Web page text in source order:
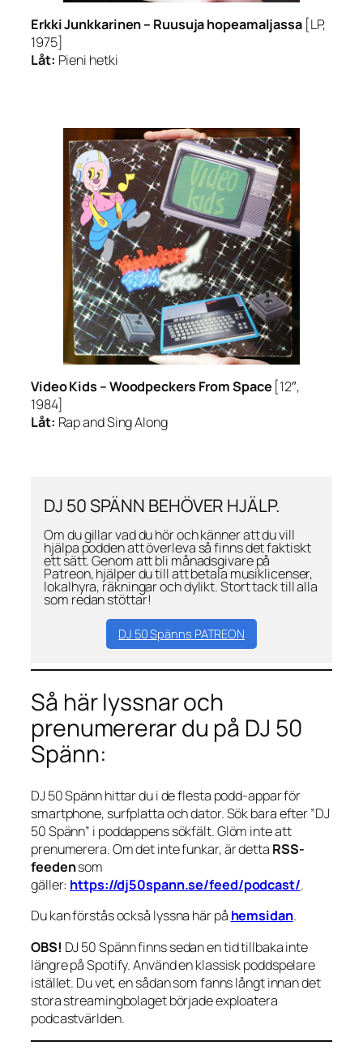
Erkki Junkkarinen – Ruusuja hopeamaljassa[LP,
1975]
Låt: Pieni hetki
Video Kids –Woodpeckers From Space [12″,
1984]
Låt: Rap and Sing Along
DJ 50 SPÄNN BEHÖVER HJÄLP.
Om du gillar vad du hör och känner att du vill
hjälpa podden att överleva så finns det faktiskt
ett sätt. Genom att bli månadsgivare på
Patreon, hjälper du till att betala musiklicenser,
lokalhyra, räkningar och dylikt. Stort tack till alla
som redan stöttar!
DJ 50 Spänns PATREON
Så här lyssnar och
prenumererar du på DJ 50
Spänn:
DJ 50 Spänn hittar du i de flesta podd-appar för
smartphone, surfplatta och dator. Sök bara efter ”DJ
50 Spänn” i poddappens sökfält. Glöm inte att
prenumerera. Om det inte funkar, är detta RSS-
feedensom
gäller: https://dj50spann.se/feed/podcast/.
Du kan förstås också lyssna här på hemsidan.
OBS! DJ 50 Spänn finns sedan en tid tillbaka inte
längre på Spotify. Använd en klassisk poddspelare
istället. Du vet, en sådan som fanns långt innan det
stora streamingbolaget började exploatera
podcastvärlden.